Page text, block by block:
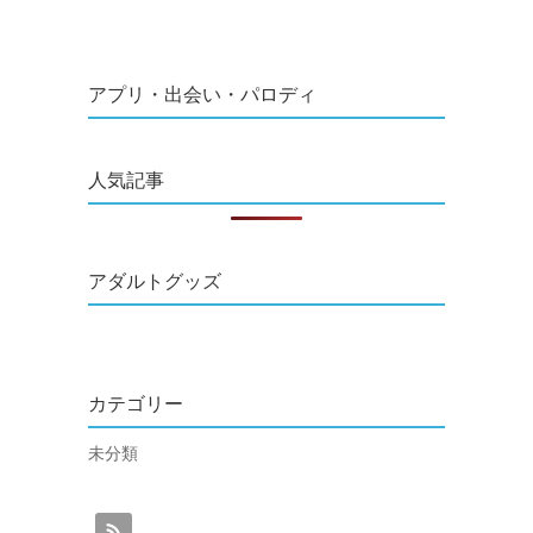
アプリ・出会い・パロディ
人気記事
アダルトグッズ
カテゴリー
未分類